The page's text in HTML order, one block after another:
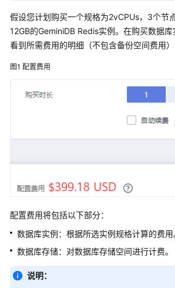
包
年/
包
费
费
样
变
假设您计划购买一个规格为2vCPUs，3个节
12GB的GeminiDB Redis实例。在购买数据
看到所需费用的明细（不包含备份空间费用
图1 配置费用
配置费用将包括以下部分：
数据库实例：根据所选实例规格计算的费用
数据库存储：对数据库存储空间进行计费。
说明：